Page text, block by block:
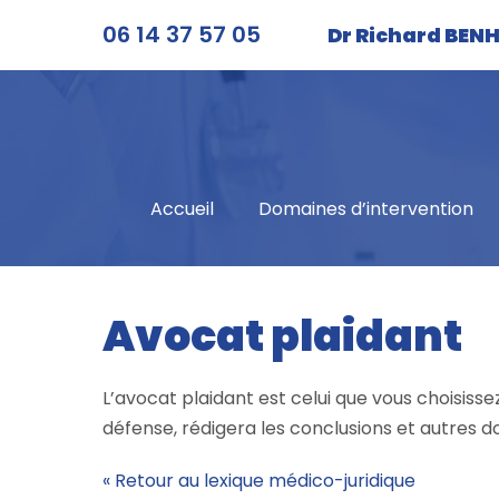
contenu
06 14 37 57 05 Dr Richard
Accueil Domaines d’intervention
Avocat plaidant
L’avocat plaidant est celui que vous
défense, rédigera les conclusions et autres
« Retour au lexique médico-juridique